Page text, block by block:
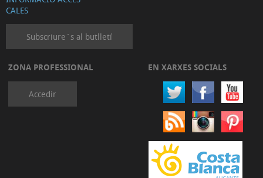
CALES
Subscriure´s al butlletí
ZONA PROFESSIONAL
Accedir
EN XARXES SOCIALS